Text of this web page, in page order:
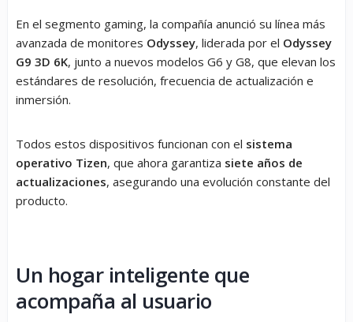
En el segmento gaming, la compañía anunció su línea más
avanzada de monitores Odyssey, liderada por el Odyssey
G9 3D 6K, junto a nuevos modelos G6 y G8, que elevan los
estándares de resolución, frecuencia de actualización e
inmersión.
Todos estos dispositivos funcionan con el sistema
operativo Tizen, que ahora garantiza siete años de
actualizaciones, asegurando una evolución constante del
producto.
Un hogar inteligente que
acompaña al usuario